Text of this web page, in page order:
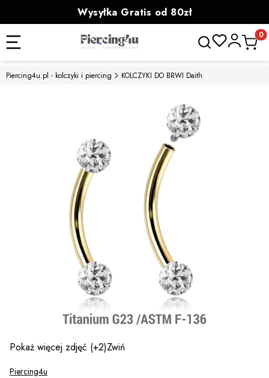
Wysyłka Gratis od 80zł
powyżej 100zł prezent
Otwórz
Piercing4u.pl - kolczyki i piercing KOLCZYKI DO BRWI Daith
Pokaż więcej zdjęć (+2)Zwiń
Piercing4u